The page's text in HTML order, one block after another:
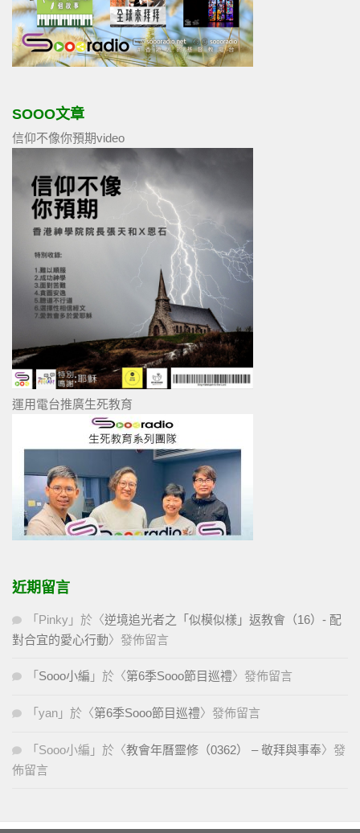
SOOO文章
信仰不像你預期video
運用電台推廣生死教育
近期留言
「 Pinky 」於〈逆境追光者之「似模似樣」返教會（16）- 配
對合宜的愛心行動〉發佈留言
「 Sooo小編 」於〈第6季Sooo節目巡禮〉發佈留言
「 yan 」於〈第6季Sooo節目巡禮〉發佈留言
「 Sooo小編 」於〈教會年曆靈修（0362） – 敬拜與事奉〉發
佈留言